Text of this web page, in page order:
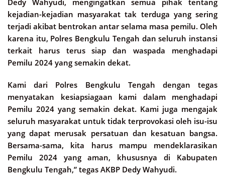
kejadian-kejadian masyarakat tak terduga yang sering
terjadi akibat bentrokan antar selama masa pemilu. Oleh
karena itu, Polres Bengkulu Tengah dan seluruh instansi
terkait harus terus siap dan waspada menghadapi
Pemilu 2024 yang semakin dekat.
Kami dari Polres Bengkulu Tengah dengan tegas
menyatakan kesiapsiagaan kami dalam menghadapi
Pemilu 2024 yang semakin dekat. Kami juga mengajak
seluruh masyarakat untuk tidak terprovokasi oleh isu-isu
yang dapat merusak persatuan dan kesatuan bangsa.
Bersama-sama, kita harus mampu mendeklarasikan
Pemilu 2024 yang aman, khususnya di Kabupaten
Bengkulu Tengah,” tegas AKBP Dedy Wahyudi.